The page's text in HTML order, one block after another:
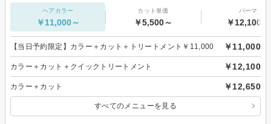
ヘアカラー
￥11,000～
カット単価
￥5,500～
パーマ
￥12,100～
【当日予約限定】カラー＋カット＋トリートメント￥11,000 ￥11,000
カラー＋カット＋クイックトリートメント ￥12,100
カラー＋カット ￥12,650
すべてのメニューを見る